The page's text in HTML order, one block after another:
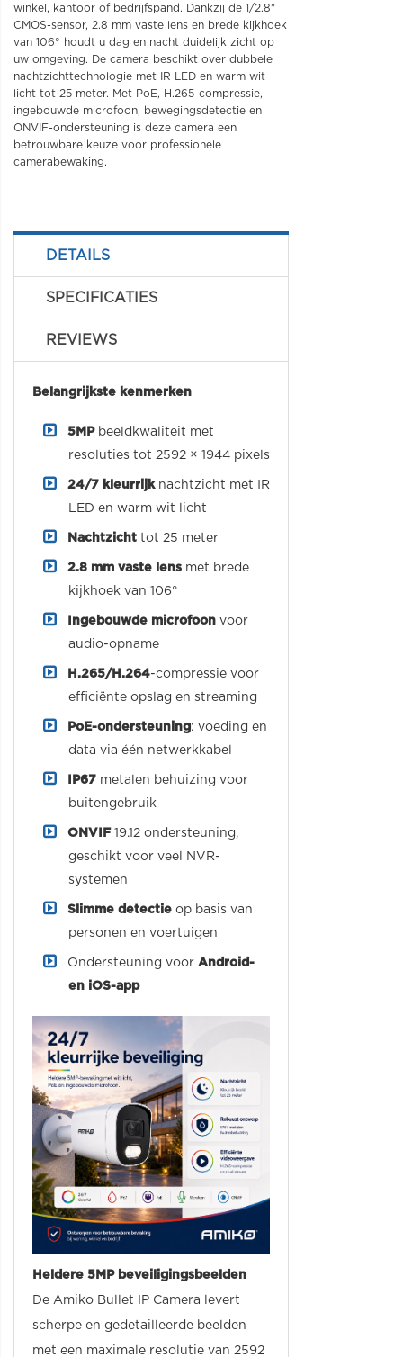
winkel, kantoor of bedrijfspand. Dankzij de 1/2.8"
CMOS-sensor, 2.8 mm vaste lens en brede kijkhoek
van 106° houdt u dag en nacht duidelijk zicht op
uw omgeving. De camera beschikt over dubbele
nachtzichttechnologie met IR LED en warm wit
licht tot 25 meter. Met PoE, H.265-compressie,
ingebouwde microfoon, bewegingsdetectie en
ONVIF-ondersteuning is deze camera een
betrouwbare keuze voor professionele
camerabewaking.
DETAILS
SPECIFICATIES
REVIEWS
Belangrijkste kenmerken
5MP beeldkwaliteit met
resoluties tot 2592 × 1944 pixels
24/7 kleurrijknachtzicht met IR
LED en warm wit licht
Nachtzicht tot 25 meter
2.8 mm vaste lens met brede
kijkhoek van 106°
Ingebouwde microfoon voor
audio-opname
H.265/H.264-compressie voor
efficiënte opslag en streaming
PoE-ondersteuning: voeding en
data via één netwerkkabel
IP67 metalen behuizing voor
buitengebruik
ONVIF 19.12 ondersteuning,
geschikt voor veel NVR-
systemen
Slimme detectie op basis van
personen en voertuigen
Ondersteuning voor Android-
en iOS-app
Heldere 5MP beveiligingsbeelden
De Amiko Bullet IP Camera levert
scherpe en gedetailleerde beelden
met een maximale resolutie van 2592